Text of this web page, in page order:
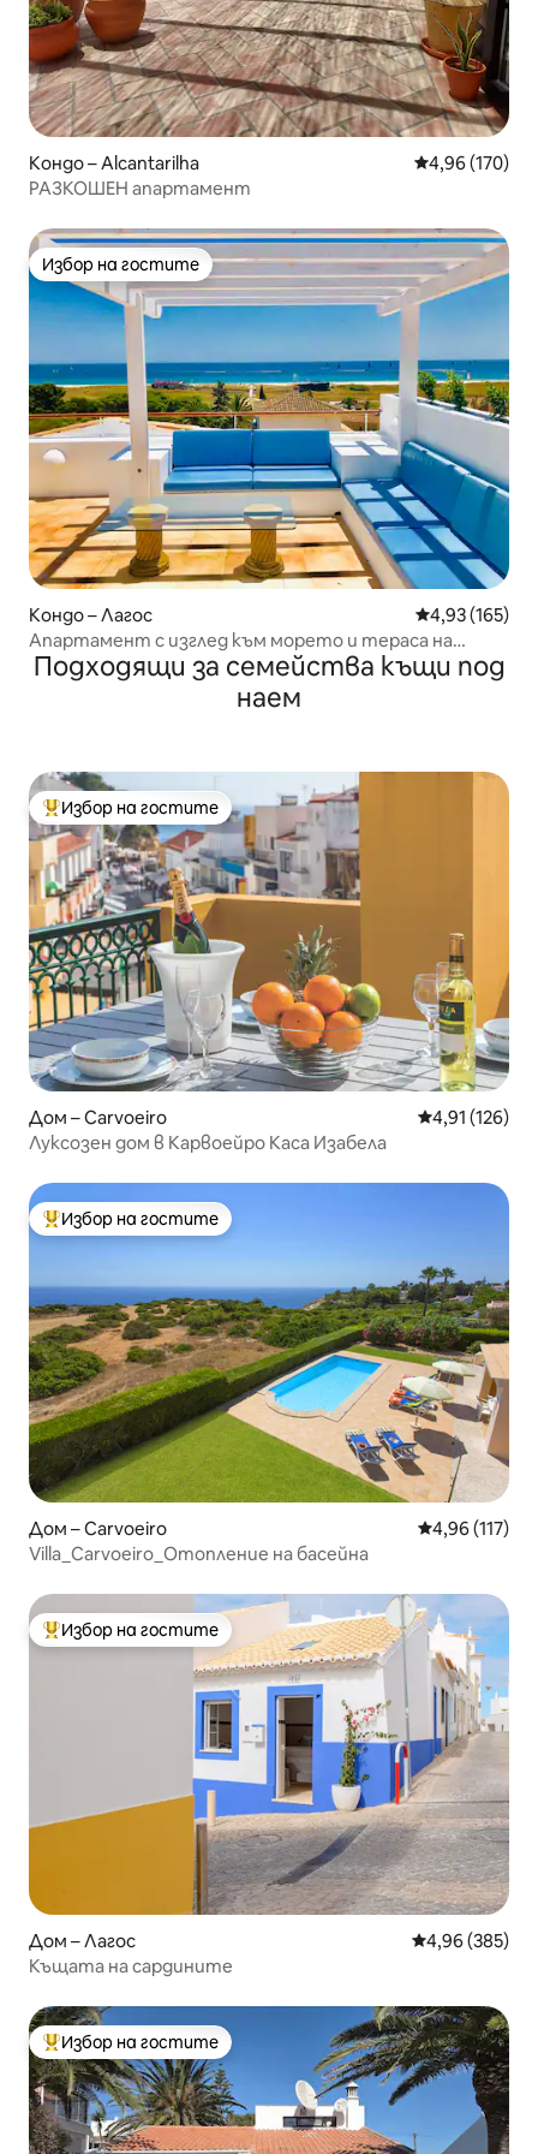
Кондо – Alcantarilha Средна
4,96 (170)
РАЗКОШЕН апартамент
Избор на гостите
Избор на гостите
Кондо – Лагос Средна
4,93 (165)
Апартамент с изглед към морето и тераса на
покрива
Подходящи за семейства къщи под
наем
Най-популярен избор на гостите
Избор на гостите
Дом – Carvoeiro Средна
4,91 (126)
Луксозен дом в Карвоейро Каса Изабела
Най-популярен избор на гостите
Избор на гостите
Дом – Carvoeiro Средна
4,96 (117)
Villa_Carvoeiro_Отопление на басейна
Най-популярен избор на гостите
Избор на гостите
Дом – Лагос Средна
4,96 (385)
Къщата на сардините
Най-популярен избор на гостите
Избор на гостите